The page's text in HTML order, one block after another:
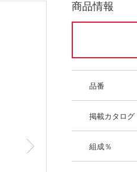
商品情報
品番
掲載カタログ
組成％